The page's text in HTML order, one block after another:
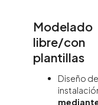
Modelado
libre/con
plantillas
Diseño